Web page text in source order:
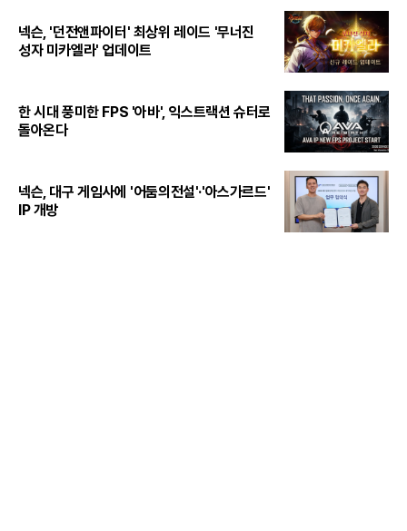
넥슨, '던전앤파이터' 최상위 레이드 '무너진
성자 미카엘라' 업데이트
한 시대 풍미한 FPS '아바', 익스트랙션 슈터로
돌아온다
넥슨, 대구 게임사에 '어둠의전설'·'아스가르드'
IP 개방